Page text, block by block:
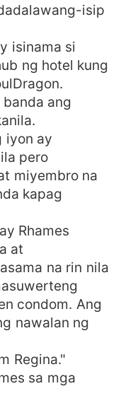
isip
isinama si
ng hotel kung
ang
iyon ay
pero
miyembro na
kapag
Rhames
at
na rin nila
condom. Ang
nawalan ng
Regina."
sa mga